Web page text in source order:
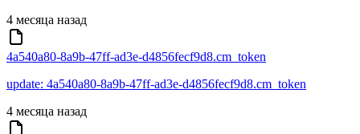
4 месяца назад
4a540a80-8a9b-47ff-ad3e-d4856fecf9d8.cm_token
update: 4a540a80-8a9b-47ff-ad3e-d4856fecf9d8.cm_token
4 месяца назад